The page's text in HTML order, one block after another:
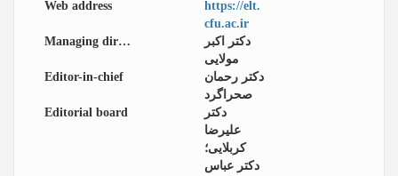
Web address
https://elt.
cfu.ac.ir
Managing director
دکتر اکبر
مولایی
Editor-in-chief
دکتر رحمان
صحراگرد
Editorial board
دکتر
علیرضا
کربلایی؛
دکتر عباس